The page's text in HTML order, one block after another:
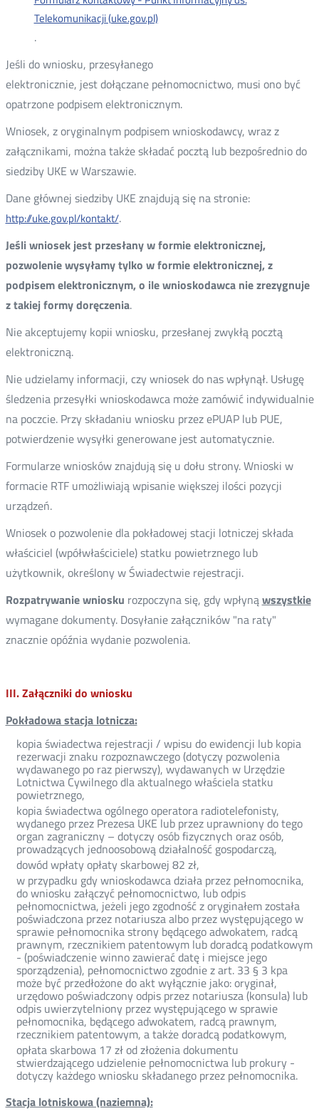
Telekomunikacji (uke.gov.pl)
.
Jeśli do wniosku, przesyłanego
elektronicznie, jest dołączane pełnomocnictwo, musi ono być
opatrzone podpisem elektronicznym.
Wniosek, z oryginalnym podpisem wnioskodawcy, wraz z
załącznikami, można także składać pocztą lub bezpośrednio do
siedziby UKE w Warszawie.
Dane głównej siedziby UKE znajdują się na stronie:
http://uke.gov.pl/kontakt/.
Jeśli wniosek jest przesłany w formie elektronicznej,
pozwolenie wysyłamy tylko w formie elektronicznej, z
podpisem elektronicznym, o ile wnioskodawca nie zrezygnuje
z takiej formy doręczenia.
Nie akceptujemy kopii wniosku, przesłanej zwykłą pocztą
elektroniczną.
Nie udzielamy informacji, czy wniosek do nas wpłynął. Usługę
śledzenia przesyłki wnioskodawca może zamówić indywidualnie
na poczcie. Przy składaniu wniosku przez ePUAP lub PUE,
potwierdzenie wysyłki generowane jest automatycznie.
Formularze wniosków znajdują się u dołu strony. Wnioski w
formacie RTF umożliwiają wpisanie większej ilości pozycji
urządzeń.
Wniosek o pozwolenie dla pokładowej stacji lotniczej składa
właściciel (wpółwłaściciele) statku powietrznego lub
użytkownik, określony w Świadectwie rejestracji.
Rozpatrywanie wniosku rozpoczyna się, gdy wpłynąwszystkie
wymagane dokumenty. Dosyłanie załączników "na raty"
znacznie opóźnia wydanie pozwolenia.
III. Załączniki do wniosku
Pokładowa stacja lotnicza:
kopia świadectwa rejestracji / wpisu do ewidencji lub kopia
rezerwacji znaku rozpoznawczego (dotyczy pozwolenia
wydawanego po raz pierwszy), wydawanych w Urzędzie
Lotnictwa Cywilnego dla aktualnego właściela statku
powietrznego,
kopia świadectwa ogólnego operatora radiotelefonisty,
wydanego przez Prezesa UKE lub przez uprawniony do tego
organ zagraniczny – dotyczy osób fizycznych oraz osób,
prowadzących jednoosobową działalność gospodarczą,
dowód wpłaty opłaty skarbowej 82 zł,
w przypadku gdy wnioskodawca działa przez pełnomocnika,
do wniosku załączyć pełnomocnictwo, lub odpis
pełnomocnictwa, jeżeli jego zgodność z oryginałem została
poświadczona przez notariusza albo przez występującego w
sprawie pełnomocnika strony będącego adwokatem, radcą
prawnym, rzecznikiem patentowym lub doradcą podatkowym
- (poświadczenie winno zawierać datę i miejsce jego
sporządzenia), pełnomocnictwo zgodnie z art. 33 § 3 kpa
może być przedłożone do akt wyłącznie jako: oryginał,
urzędowo poświadczony odpis przez notariusza (konsula) lub
odpis uwierzytelniony przez występującego w sprawie
pełnomocnika, będącego adwokatem, radcą prawnym,
rzecznikiem patentowym, a także doradcą podatkowym,
opłata skarbowa 17 zł od złożenia dokumentu
stwierdzającego udzielenie pełnomocnictwa lub prokury -
dotyczy każdego wniosku składanego przez pełnomocnika.
Stacja lotniskowa (naziemna):